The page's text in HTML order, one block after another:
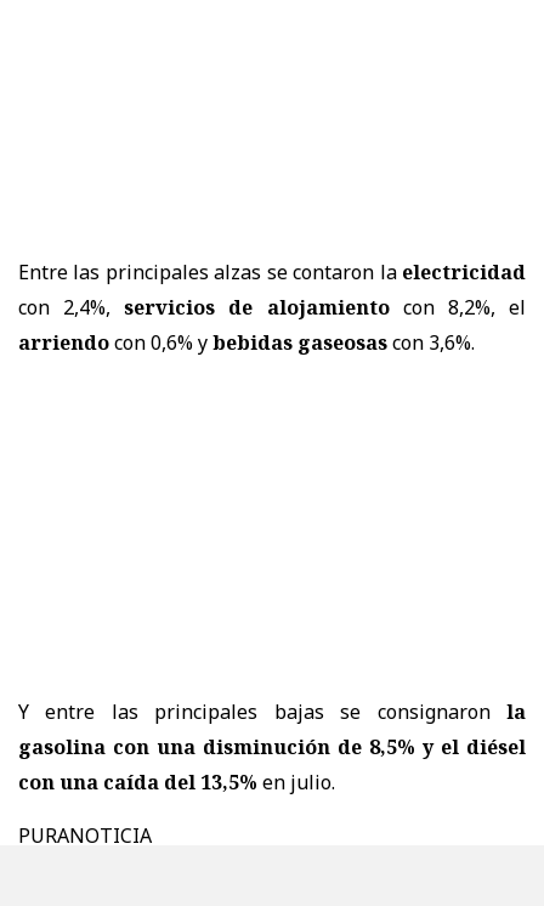
Entre las principales alzas se contaron la electricidad
con 2,4%,servicios de alojamientocon 8,2%, el
arriendocon 0,6% ybebidas gaseosascon 3,6%.
Y entre las principales bajas se consignaron la
gasolina con una disminución de 8,5% y el diésel
con una caída del 13,5% en julio.
PURANOTICIA